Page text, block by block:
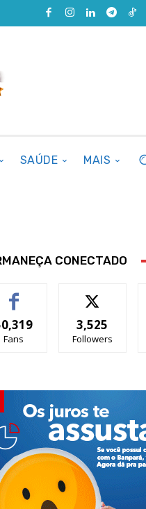
SAÚDE MAIS
CONECTADO
Fans
3,525
Followers